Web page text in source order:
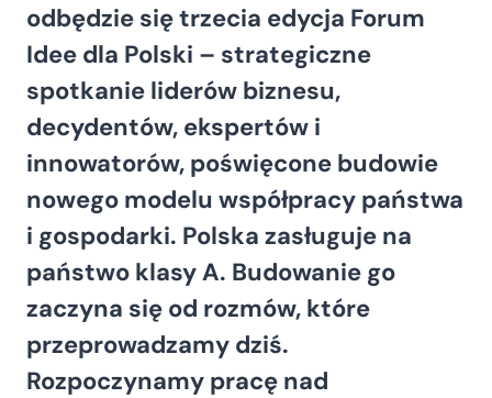
odbędzie się trzecia edycja Forum
Idee dla Polski – strategiczne
spotkanie liderów biznesu,
decydentów, ekspertów i
innowatorów, poświęcone budowie
nowego modelu współpracy państwa
i gospodarki. Polska zasługuje na
państwo klasy A. Budowanie go
zaczyna się od rozmów, które
przeprowadzamy dziś.
Rozpoczynamy pracę nad